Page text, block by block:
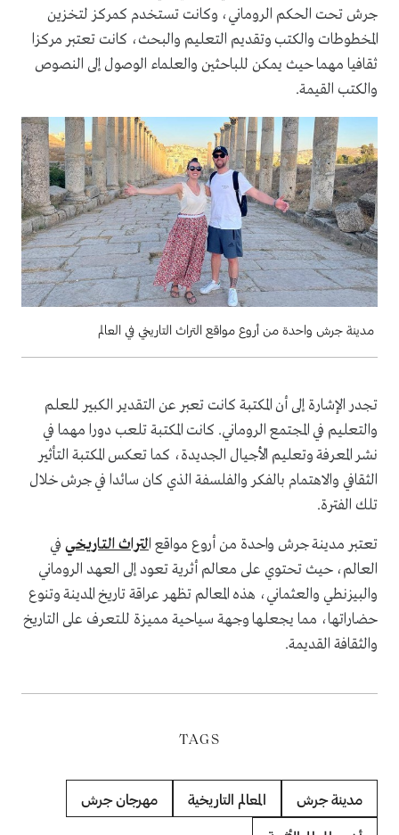
جرش تحت الحكم الروماني، وكانت تستخدم كمركز لتخزين
المخطوطات والكتب وتقديم التعليم والبحث، كانت تعتبر مركزا
ثقافيا مهما حيث يمكن للباحثين والعلماء الوصول إلى النصوص
والكتب القيمة.
مدينة جرش واحدة من أروع مواقع التراث التاريخي في العالم
تجدر الإشارة إلى أن المكتبة كانت تعبر عن التقدير الكبير للعلم
والتعليم في المجتمع الروماني. كانت المكتبة تلعب دورا مهما في
نشر المعرفة وتعليم الأجيال الجديدة، كما تعكس المكتبة التأثير
الثقافي والاهتمام بالفكر والفلسفة الذي كان سائدا في جرش خلال
تلك الفترة.
تعتبر مدينة جرش واحدة من أروع مواقع التراث التاريخي في
العالم، حيث تحتوي على معالم أثرية تعود إلى العهد الروماني
والبيزنطي والعثماني، هذه المعالم تظهر عراقة تاريخ المدينة وتنوع
حضاراتها، مما يجعلها وجهة سياحية مميزة للتعرف على التاريخ
والثقافة القديمة.
TAGS
مدينة جرش المعالم التاريخية مهرجان جرش